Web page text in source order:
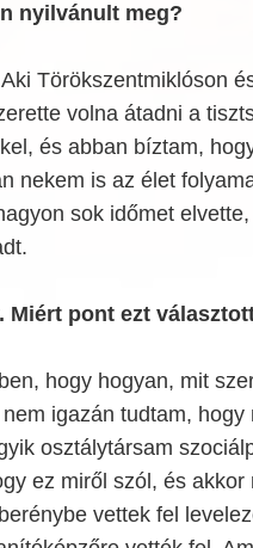
nyilvánult meg?
Törökszentmiklóson
volna átadni a
és abban bíztam,
nekem is az élet
sok időmet
Miért pont ezt
hogy hogyan, mit
igazán tudtam, hogy
osztálytársam
ez miről szól, és akkor
vettek fel